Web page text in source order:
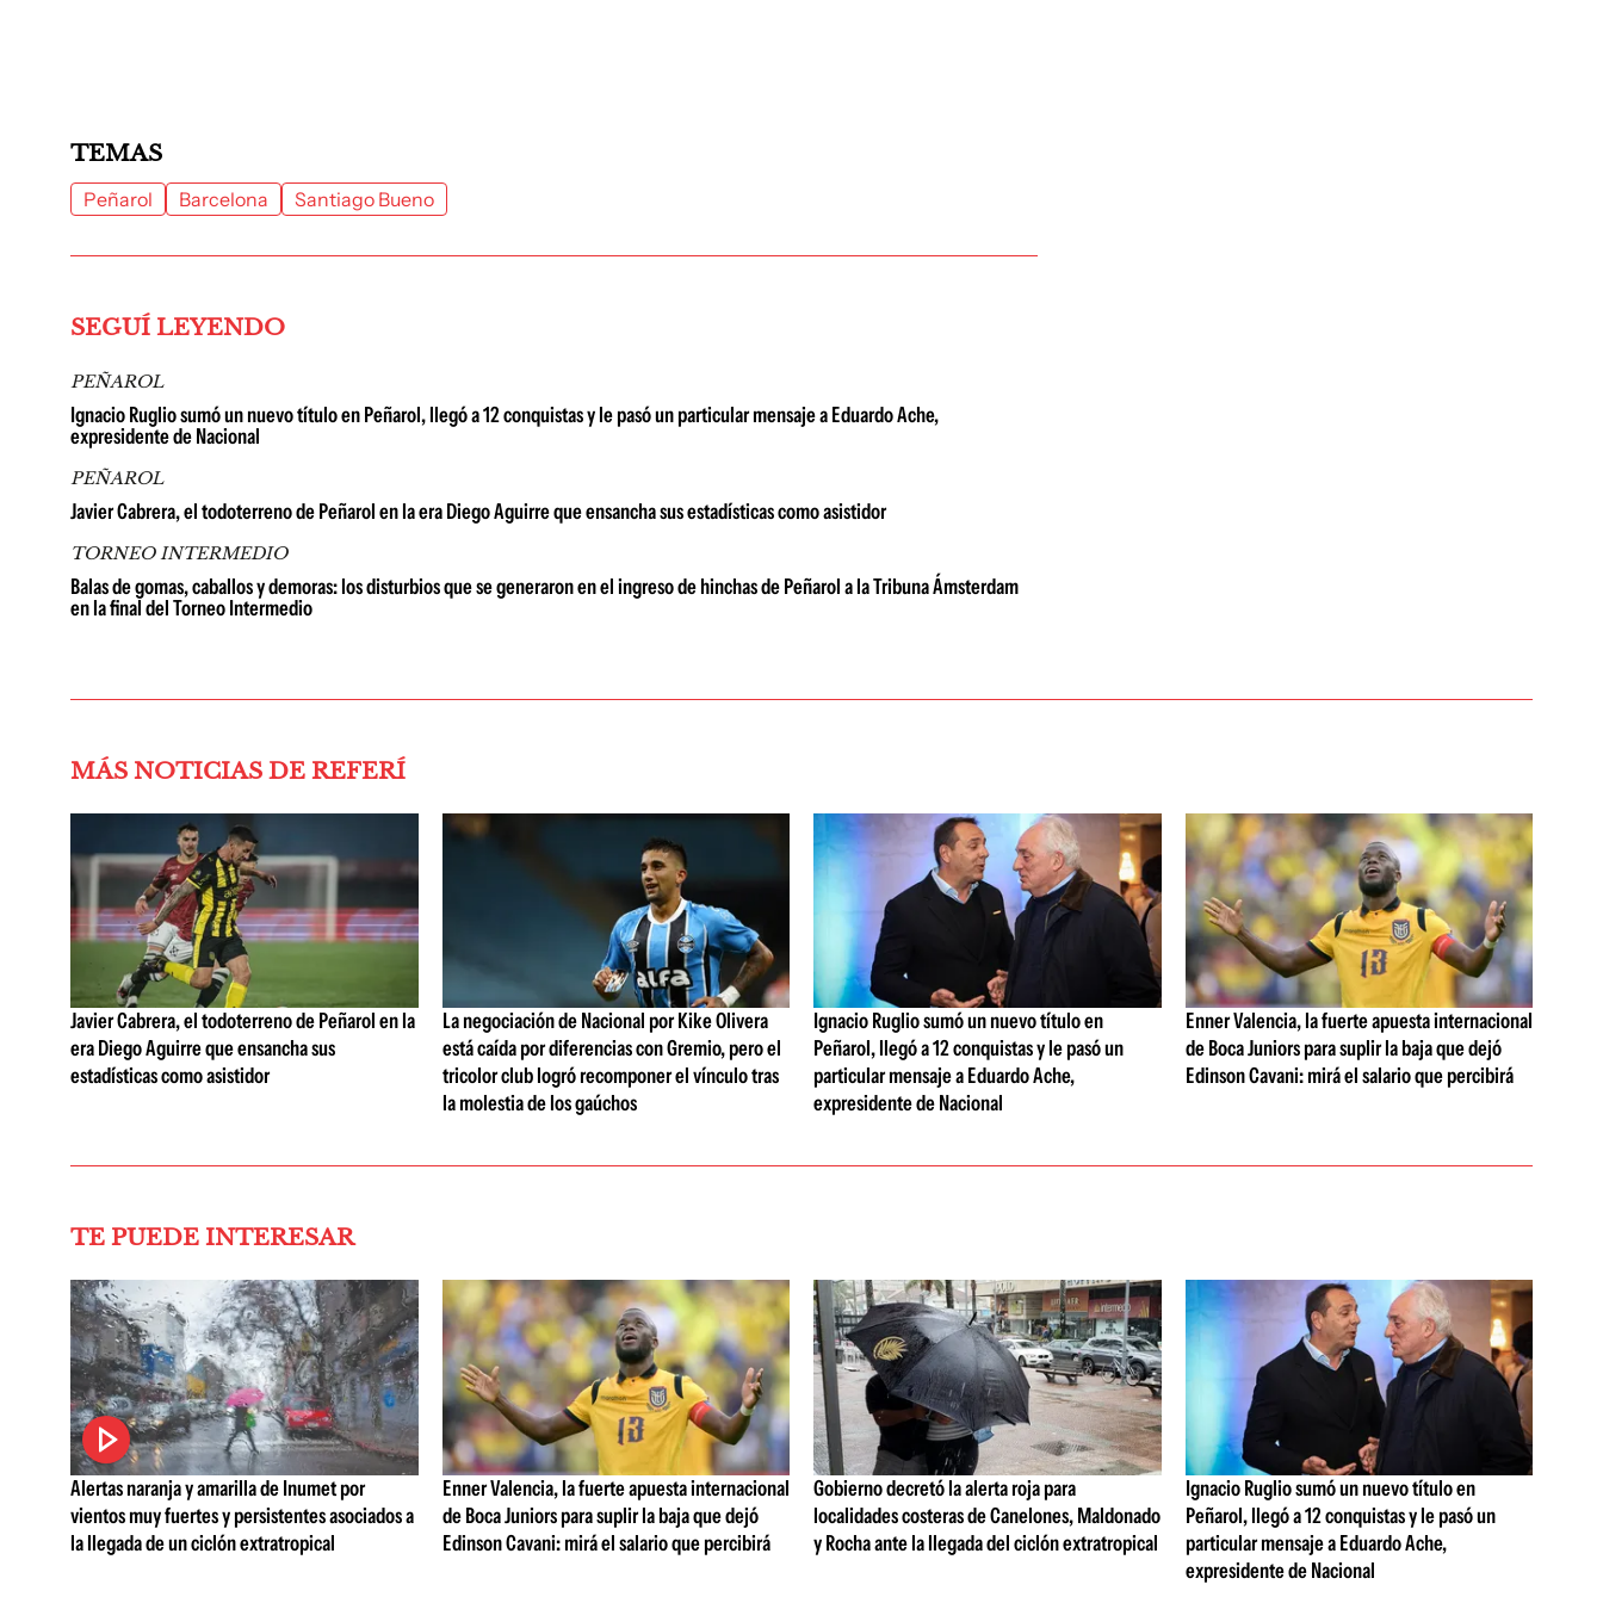
TEMAS
Peñarol Barcelona Santiago Bueno
SEGUÍ LEYENDO
PEÑAROL
Ignacio Ruglio sumó un nuevo título en Peñarol, llegó a 12 conquistas y le pasó un particular mensaje a Eduardo Ache,
expresidente de Nacional
PEÑAROL
Javier Cabrera, el todoterreno de Peñarol en la era Diego Aguirre que ensancha sus estadísticas como asistidor
TORNEO INTERMEDIO
Balas de gomas, caballos y demoras: los disturbios que se generaron en el ingreso de hinchas de Peñarol a la Tribuna Ámsterdam
en la final del Torneo Intermedio
MÁS NOTICIAS DE REFERÍ
Javier Cabrera, el todoterreno de Peñarol en la
era Diego Aguirre que ensancha sus
estadísticas como asistidor
La negociación de Nacional por Kike Olivera
está caída por diferencias con Gremio, pero el
tricolor club logró recomponer el vínculo tras
la molestia de los gaúchos
Ignacio Ruglio sumó un nuevo título en
Peñarol, llegó a 12 conquistas y le pasó un
particular mensaje a Eduardo Ache,
expresidente de Nacional
Enner Valencia, la fuerte apuesta internacional
de Boca Juniors para suplir la baja que dejó
Edinson Cavani: mirá el salario que percibirá
TE PUEDE INTERESAR
Alertas naranja y amarilla de Inumet por
vientos muy fuertes y persistentes asociados a
la llegada de un ciclón extratropical
Enner Valencia, la fuerte apuesta internacional
de Boca Juniors para suplir la baja que dejó
Edinson Cavani: mirá el salario que percibirá
Gobierno decretó la alerta roja para
localidades costeras de Canelones, Maldonado
y Rocha ante la llegada del ciclón extratropical
Ignacio Ruglio sumó un nuevo título en
Peñarol, llegó a 12 conquistas y le pasó un
particular mensaje a Eduardo Ache,
expresidente de Nacional